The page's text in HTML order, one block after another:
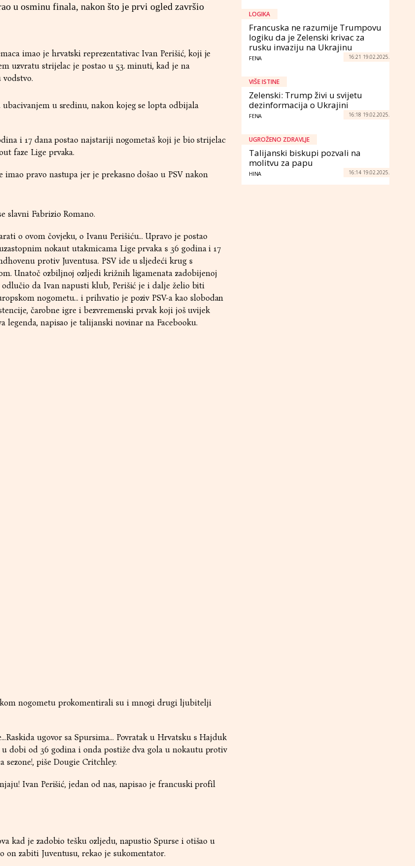
u osminu finala, nakon što je prvi ogled završio
imao je hrvatski reprezentativac Ivan Perišić, koji je
uzvratu strijelac je postao u 53. minuti, kad je na
vodstvo.
u sredinu, nakon kojeg se lopta odbijala
i 17 dana postao najstariji nogometaš koji je bio strijelac
faze Lige prvaka.
pravo nastupa jer je prekasno došao u PSV nakon
slavni Fabrizio Romano.
o ovom čovjeku, o Ivanu Perišiću... Upravo je postao
nokaut utakmicama Lige prvaka s 36 godina i 17
protiv Juventusa. PSV ide u sljedeći krug s
Unatoč ozbiljnoj ozljedi križnih ligamenata zadobijenoj
da Ivan napusti klub, Perišić je i dalje želio biti
nogometu… i prihvatio je poziv PSV-a kao slobodan
čarobne igre i bezvremenski prvak koji još uvijek
legenda, napisao je talijanski novinar na Facebooku.
nogometu prokomentirali su i mnogi drugi ljubitelji
ugovor sa Spursima... Povratak u Hrvatsku s Hajduk
u dobi od 36 godina i onda postiže ​​dva gola u nokautu protiv
sezone!, piše Dougie Critchley.
Ivan Perišić, jedan od nas, napisao je francuski profil
kad je zadobio tešku ozljedu, napustio Spurse i otišao u
on zabiti Juventusu, rekao je sukomentator.
LOGIKA
Francuska ne razumije Trumpovu
logiku da je Zelenski krivac za
rusku invaziju na Ukrajinu
FENA 16:21 19.02.2025.
VIŠE ISTINE
Zelenski: Trump živi u svijetu
dezinformacija o Ukrajini
FENA 16:18 19.02.2025.
UGROŽENO ZDRAVLJE
Talijanski biskupi pozvali na
molitvu za papu
HINA 16:14 19.02.2025.